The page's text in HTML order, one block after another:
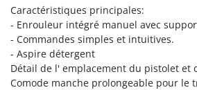
Trancheuses de sol
Transpalettes
Treuils de débardage
Tronçonneuses
Lavor
Linea VZ
Lisam
Lotusgrill
Caractéristiques principales:
- Enrouleur intégré manuel avec
- Commandes simples et intuitives.
- Aspire détergent
Détail de l' emplacement du pistolet et
Comode manche prolongeable pour le